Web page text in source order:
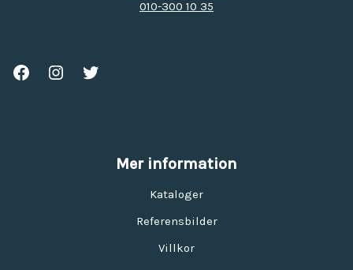
010-300 10 35
Mer information
Kataloger
Referensbilder
Villkor